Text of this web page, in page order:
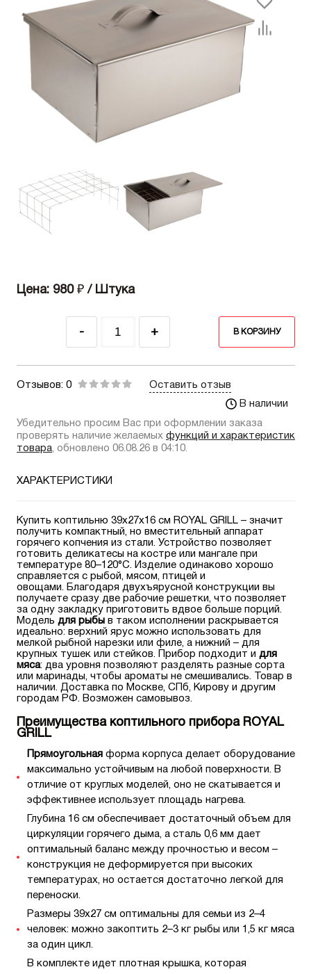
Цена: 980 ₽ / Штука
- + В КОРЗИНУ
Отзывов: 0
Оставить отзыв
В наличии
Убедительно просим Вас при оформлении заказа
проверять наличие желаемых функций и характеристик
товара, обновлено 06.08.26 в 04:10.
ХАРАКТЕРИСТИКИ
Купить коптильню 39х27х16 см ROYAL GRILL – значит
получить компактный, но вместительный аппарат
горячего копчения из стали. Устройство позволяет
готовить деликатесы на костре или мангале при
температуре 80–120°С. Изделие одинаково хорошо
справляется с рыбой, мясом, птицей и
овощами. Благодаря двухъярусной конструкции вы
получаете сразу две рабочие решетки, что позволяет
за одну закладку приготовить вдвое больше порций.
Модель для рыбы в таком исполнении раскрывается
идеально: верхний ярус можно использовать для
мелкой рыбной нарезки или филе, а нижний – для
крупных тушек или стейков. Прибор подходит и для
мяса: два уровня позволяют разделять разные сорта
или маринады, чтобы ароматы не смешивались. Товар в
наличии. Доставка по Москве, СПб, Кирову и другим
городам РФ. Возможен самовывоз.
Преимущества коптильного прибора ROYAL
GRILL
Прямоугольная форма корпуса делает оборудование
максимально устойчивым на любой поверхности. В
отличие от круглых моделей, оно не скатывается и
эффективнее использует площадь нагрева.
Глубина 16 см обеспечивает достаточный объем для
циркуляции горячего дыма, а сталь 0,6 мм дает
оптимальный баланс между прочностью и весом –
конструкция не деформируется при высоких
температурах, но остается достаточно легкой для
переноски.
Размеры 39х27 см оптимальны для семьи из 2–4
человек: можно закоптить 2–3 кг рыбы или 1,5 кг мяса
за один цикл.
В комплекте идет плотная крышка, которая